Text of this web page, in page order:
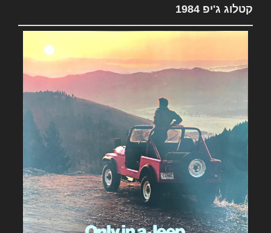
קטלוג ג'יפ 1984